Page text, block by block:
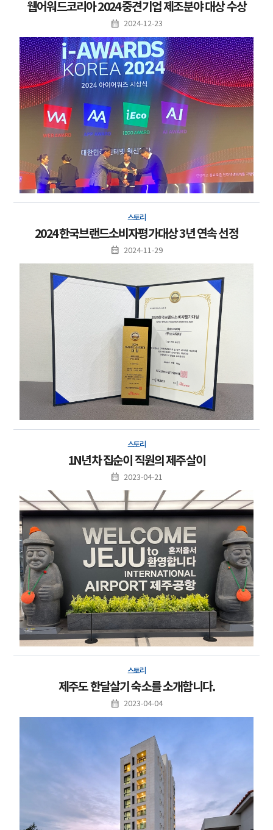
웹어워드코리아 2024 중견기업 제조분야 대상 수상
2024-12-23
스토리
2024 한국브랜드소비자평가대상 3년 연속 선정
2024-11-29
스토리
1N년차 집순이 직원의 제주살이
2023-04-21
스토리
제주도 한달살기 숙소를 소개합니다.
2023-04-04